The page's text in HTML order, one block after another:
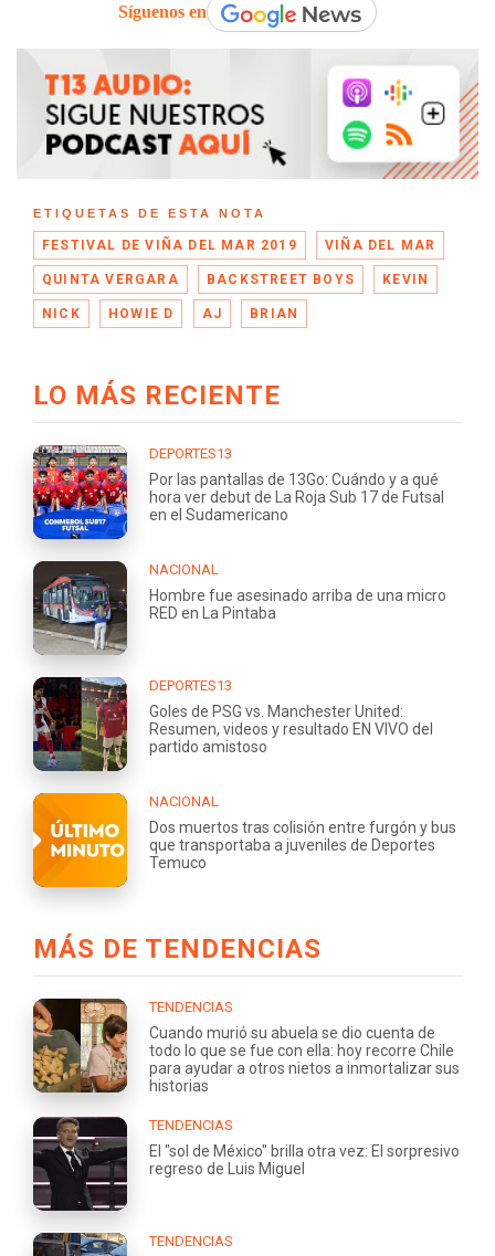
Síguenos en
ETIQUETAS DE ESTA NOTA
FESTIVAL DE VIÑA DEL MAR 2019 VIÑA DEL MAR
QUINTA VERGARA BACKSTREET BOYS KEVIN
NICK HOWIE D AJ BRIAN
LO MÁS RECIENTE
DEPORTES13
Por las pantallas de 13Go: Cuándo y a qué
hora ver debut de La Roja Sub 17 de Futsal
en el Sudamericano
NACIONAL
Hombre fue asesinado arriba de una micro
RED en La Pintaba
DEPORTES13
Goles de PSG vs. Manchester United:
Resumen, videos y resultado EN VIVO del
partido amistoso
NACIONAL
Dos muertos tras colisión entre furgón y bus
que transportaba a juveniles de Deportes
Temuco
MÁS DE TENDENCIAS
TENDENCIAS
Cuando murió su abuela se dio cuenta de
todo lo que se fue con ella: hoy recorre Chile
para ayudar a otros nietos a inmortalizar sus
historias
TENDENCIAS
El "sol de México" brilla otra vez: El sorpresivo
regreso de Luis Miguel
TENDENCIAS